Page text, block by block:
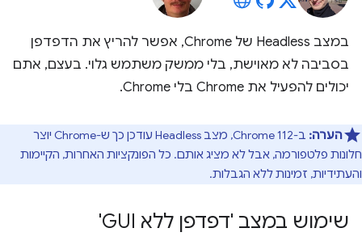
במצב Headless של Chrome, אפשר להריץ את הדפדפן
בסביבה לא מאוישת, בלי ממשק משתמש גלוי. בעצם, אתם
יכולים להפעיל את Chrome בלי Chrome.
הערה:
ב-Chrome 112, מצב Headless עודכן כך ש-Chrome יוצר
חלונות פלטפורמה, אבל לא מציג אותם. כל הפונקציות האחרות, הקיימות
והעתידיות, זמינות ללא הגבלות.
שימוש במצב 'דפדפן ללא GUI'